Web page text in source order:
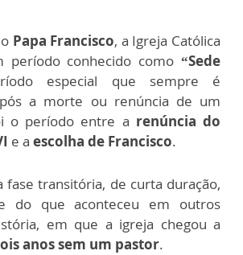
Papa Francisco, a Igreja Católica
período conhecido como “Sede
especial que sempre é
a morte ou renúncia de um
o período entre a renúncia do
e a escolha de Francisco.
fase transitória, de curta duração,
do que aconteceu em outros
em que a igreja chegou a
anos sem um pastor.